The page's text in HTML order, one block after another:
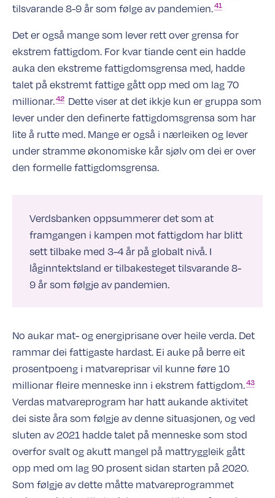
tilsvarande 8-9 år som følge avpandemien.41
Det er også mange som lever rett over grensa for
ekstrem fattigdom. For kvar tiande cent ein hadde
auka den ekstreme fattigdomsgrensa med, hadde
talet på ekstremt fattige gått opp med om lag 70
millionar.42 Dette viser at det ikkje kun er gruppa som
lever under den definerte fattigdomsgrensa som har
lite å rutte med. Mange er også i nærleiken og lever
under stramme økonomiske kår sjølv om dei er over
den formelle fattigdomsgrensa.
Verdsbanken oppsummerer det som at
framgangen i kampen mot fattigdom har blitt
sett tilbake med 3-4 år på globalt nivå. I
låginntektsland er tilbakesteget tilsvarande 8-
9 år som følgje av pandemien.
No aukar mat- og energiprisane over heile verda. Det
rammar dei fattigaste hardast. Ei auke på berre eit
prosentpoeng i matvareprisar vil kunne føre 10
millionar fleire menneske inn i ekstrem fattigdom.43
Verdas matvareprogram har hatt aukande aktivitet
dei siste åra som følgje av denne situasjonen, og ved
sluten av 2021 hadde talet på menneske som stod
overfor svalt og akutt mangel på mattryggleik gått
opp med om lag 90 prosent sidan starten på 2020.
Som følgje av dette måtte matvareprogrammet